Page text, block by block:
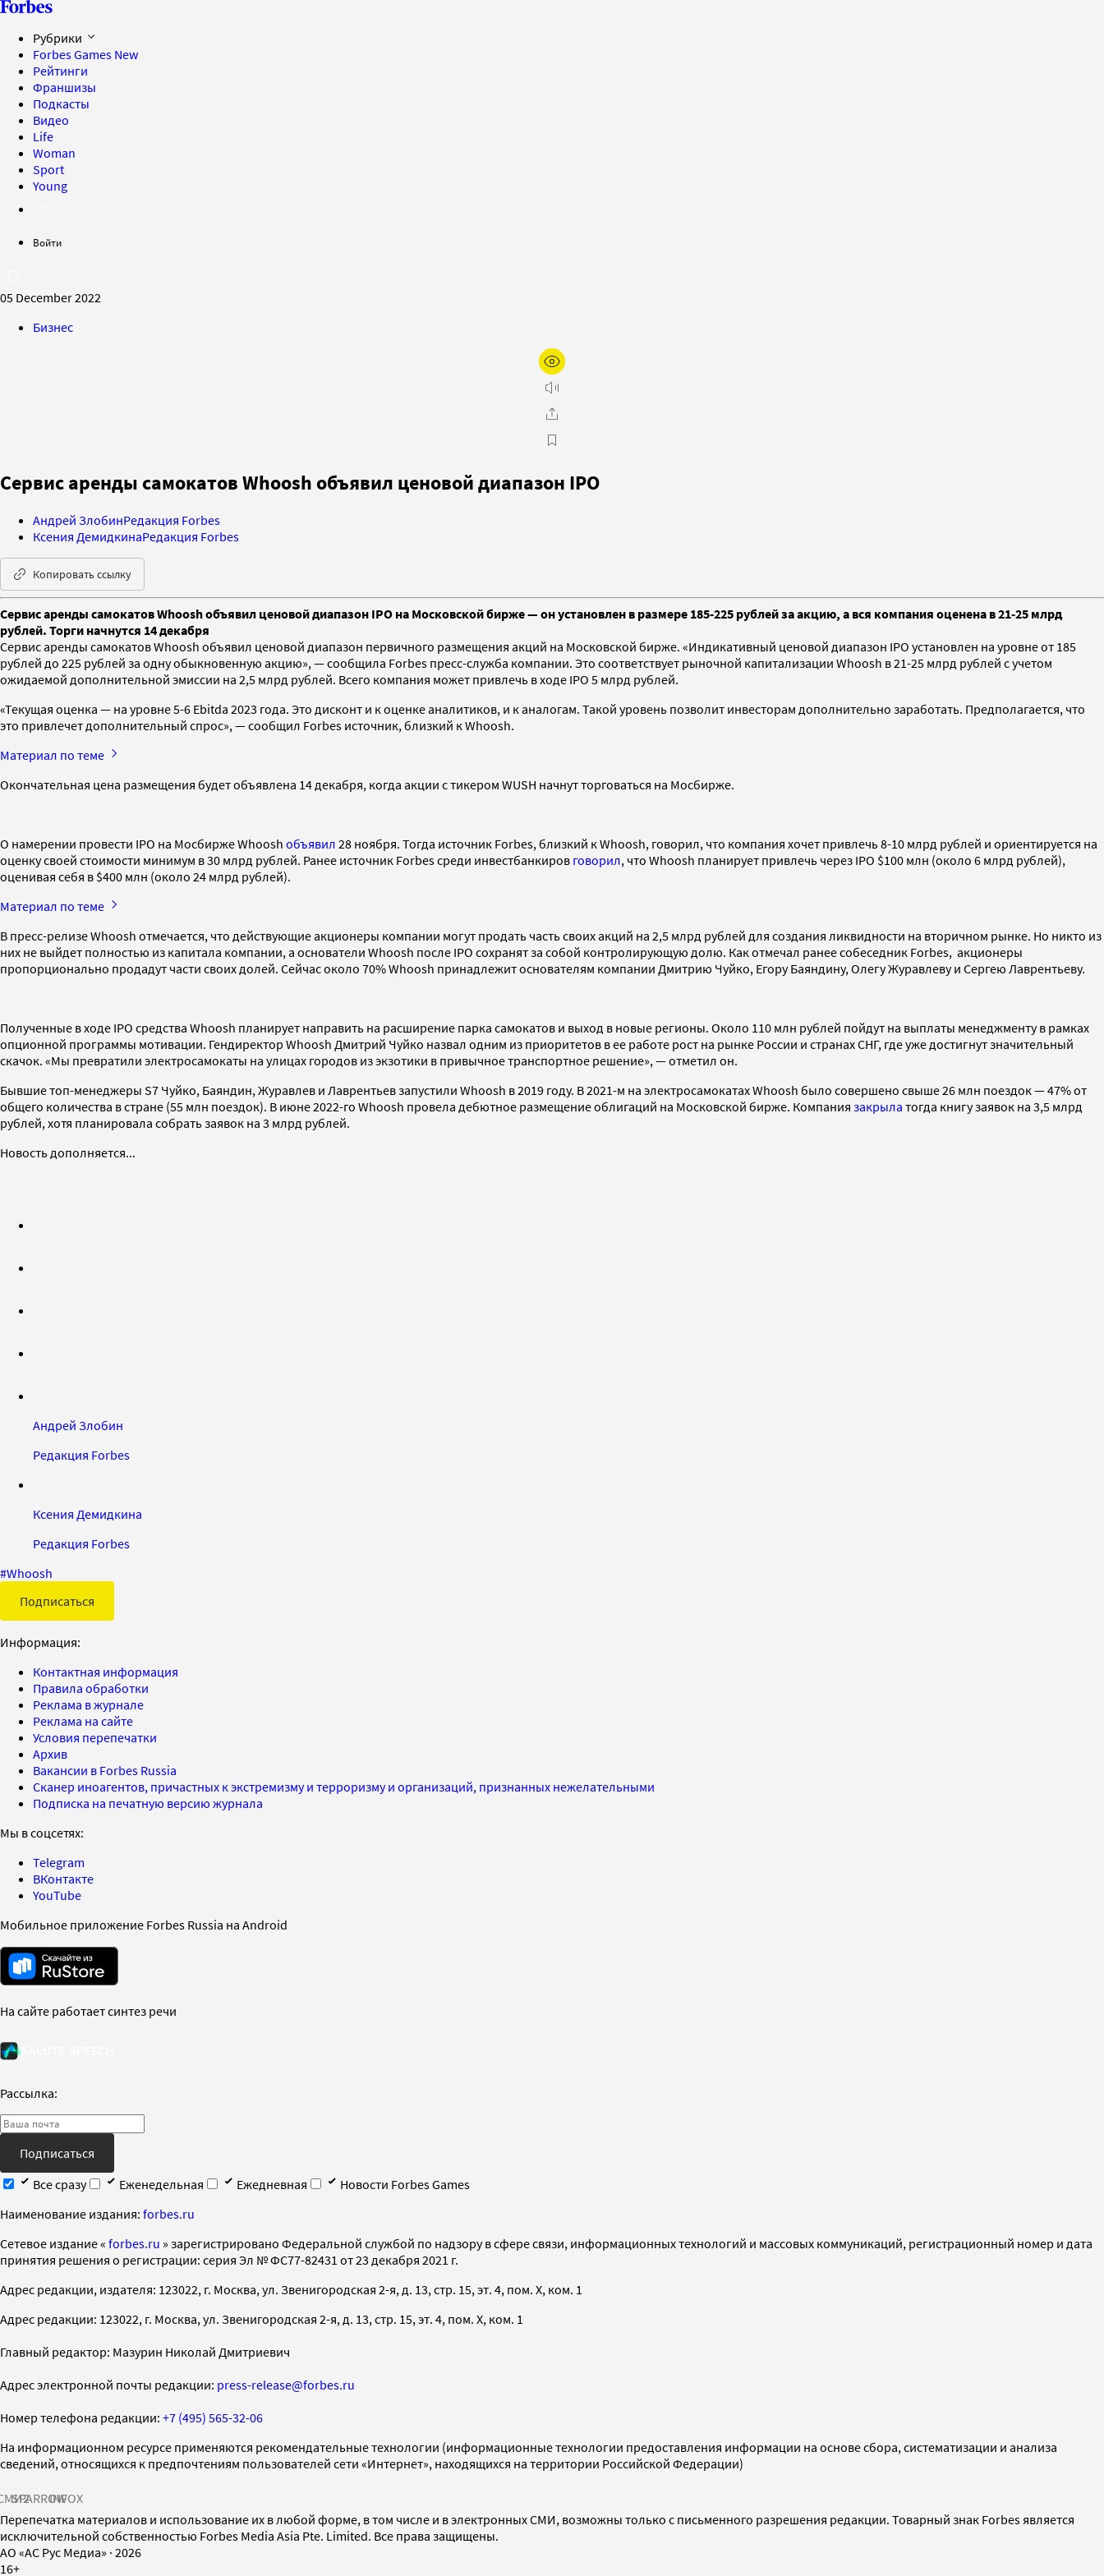
Рубрики
Forbes Games New
Рейтинги
Франшизы
Подкасты
Видео
Life
Woman
Sport
Young
Войти
05 December 2022
Бизнес
Сервис аренды самокатов Whoosh объявил ценовой диапазон IPO
Андрей ЗлобинРедакция Forbes
Ксения ДемидкинаРедакция Forbes
Копировать ссылку
Сервис аренды самокатов Whoosh объявил ценовой диапазон IPO на Московской бирже — он установлен в размере 185-225 рублей за акцию, а вся компания оценена в 21-25 млрд
рублей. Торги начнутся 14 декабря
Сервис аренды самокатов Whoosh объявил ценовой диапазон первичного размещения акций на Московской бирже. «Индикативный ценовой диапазон IPO установлен на уровне от 185
рублей до 225 рублей за одну обыкновенную акцию», — сообщила Forbes пресс-служба компании. Это соответствует рыночной капитализации Whoosh в 21-25 млрд рублей с учетом
ожидаемой дополнительной эмиссии на 2,5 млрд рублей. Всего компания может привлечь в ходе IPO 5 млрд рублей.
«Текущая оценка — на уровне 5-6 Ebitda 2023 года. Это дисконт и к оценке аналитиков, и к аналогам. Такой уровень позволит инвесторам дополнительно заработать. Предполагается, что
это привлечет дополнительный спрос», — сообщил Forbes источник, близкий к Whoosh.
Материал по теме
Окончательная цена размещения будет объявлена 14 декабря, когда акции с тикером WUSH начнут торговаться на Мосбирже.
О намерении провести IPO на Мосбирже Whoosh объявил 28 ноября. Тогда источник Forbes, близкий к Whoosh, говорил, что компания хочет привлечь 8-10 млрд рублей и ориентируется на
оценку своей стоимости минимум в 30 млрд рублей. Ранее источник Forbes среди инвестбанкиров говорил, что Whoosh планирует привлечь через IPO $100 млн (около 6 млрд рублей),
оценивая себя в $400 млн (около 24 млрд рублей).
Материал по теме
В пресс-релизе Whoosh отмечается, что действующие акционеры компании могут продать часть своих акций на 2,5 млрд рублей для создания ликвидности на вторичном рынке. Но никто из
них не выйдет полностью из капитала компании, а основатели Whoosh после IPO сохранят за собой контролирующую долю. Как отмечал ранее собеседник Forbes, акционеры
пропорционально продадут части своих долей. Сейчас около 70% Whoosh принадлежит основателям компании Дмитрию Чуйко, Егору Баяндину, Олегу Журавлеву и Сергею Лаврентьеву.
Полученные в ходе IPO средства Whoosh планирует направить на расширение парка самокатов и выход в новые регионы. Около 110 млн рублей пойдут на выплаты менеджменту в рамках
опционной программы мотивации. Гендиректор Whoosh Дмитрий Чуйко назвал одним из приоритетов в ее работе рост на рынке России и странах СНГ, где уже достигнут значительный
скачок. «Мы превратили электросамокаты на улицах городов из экзотики в привычное транспортное решение», — отметил он.
Бывшие топ-менеджеры S7 Чуйко, Баяндин, Журавлев и Лаврентьев запустили Whoosh в 2019 году. В 2021-м на электросамокатах Whoosh было совершено свыше 26 млн поездок — 47% от
общего количества в стране (55 млн поездок). В июне 2022-го Whoosh провела дебютное размещение облигаций на Московской бирже. Компания закрыла тогда книгу заявок на 3,5 млрд
рублей, хотя планировала собрать заявок на 3 млрд рублей.
Новость дополняется...
Андрей Злобин
Редакция Forbes
Ксения Демидкина
Редакция Forbes
#Whoosh
Подписаться
Информация:
Контактная информация
Правила обработки
Реклама в журнале
Реклама на сайте
Условия перепечатки
Архив
Вакансии в Forbes Russia
Сканер иноагентов, причастных к экстремизму и терроризму и организаций, признанных нежелательными
Подписка на печатную версию журнала
Мы в соцсетях:
Telegram
ВКонтакте
YouTube
Мобильное приложение Forbes Russia на Android
На сайте работает синтез речи
Рассылка:
Подписаться
Все сразу
Еженедельная Ежедневная
Новости Forbes Games
Наименование издания: forbes.ru
Cетевое издание « forbes.ru » зарегистрировано Федеральной службой по надзору в сфере связи, информационных технологий и массовых коммуникаций, регистрационный номер и дата
принятия решения о регистрации: серия Эл № ФС77-82431 от 23 декабря 2021 г.
Адрес редакции, издателя: 123022, г. Москва, ул. Звенигородская 2-я, д. 13, стр. 15, эт. 4, пом. X, ком. 1
Адрес редакции: 123022, г. Москва, ул. Звенигородская 2-я, д. 13, стр. 15, эт. 4, пом. X, ком. 1
Главный редактор: Мазурин Николай Дмитриевич
Адрес электронной почты редакции: press-release@forbes.ru
Номер телефона редакции: +7 (495) 565-32-06
На информационном ресурсе применяются рекомендательные технологии (информационные технологии предоставления информации на основе сбора, систематизации и анализа
сведений, относящихся к предпочтениям пользователей сети «Интернет», находящихся на территории Российской Федерации)
SPARROWINFOX
Перепечатка материалов и использование их в любой форме, в том числе и в электронных СМИ, возможны только с письменного разрешения редакции. Товарный знак Forbes является
исключительной собственностью Forbes Media Asia Pte. Limited. Все права защищены.
AO «АС Рус Медиа» · 2026
16+